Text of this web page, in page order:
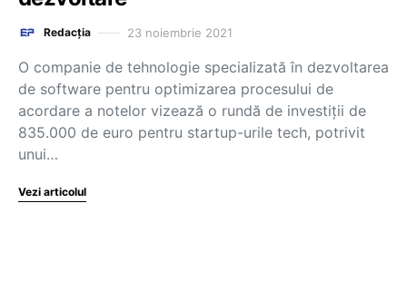
Redacția 23 noiembrie 2021
O companie de tehnologie specializată în dezvoltarea
de software pentru optimizarea procesului de
acordare a notelor vizează o rundă de investiții de
835.000 de euro pentru startup-urile tech, potrivit
unui…
Vezi articolul